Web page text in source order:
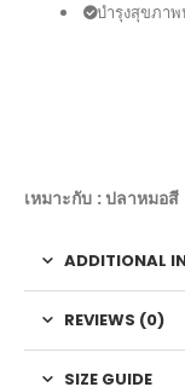
บำรุงสุขภาพ
เหมาะกับ : ปลาหมอ
ADDITIONAL
REVIEWS (0)
SIZE GUIDE